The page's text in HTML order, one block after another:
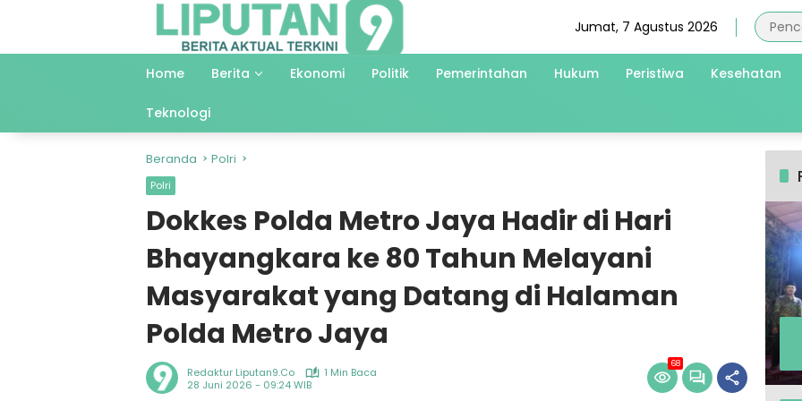
Jumat, 7 Agustus 2026
Home Berita Ekonomi Politik Pemerintahan Hukum Peristiwa Kesehatan
Teknologi
Beranda Polri
Polri
Dokkes Polda Metro Jaya Hadir di Hari
Bhayangkara ke 80 Tahun Melayani
Masyarakat yang Datang di Halaman
Polda Metro Jaya
Redaktur Liputan9.co
1 Min Baca
28 Juni 2026 - 09:24 WIB
68